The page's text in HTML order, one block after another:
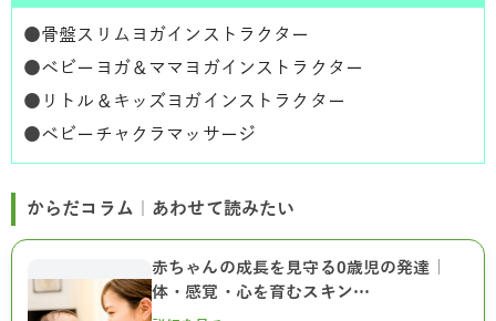
●骨盤スリムヨガインストラクター
●ベビーヨガ＆ママヨガインストラクター
● リトル＆キッズヨガインストラクター
●ベビーチャクラマッサージ
からだコラム｜あわせて読みたい
赤ちゃんの成長を見守る0歳児の発達｜
体・感覚・心を育むスキン…